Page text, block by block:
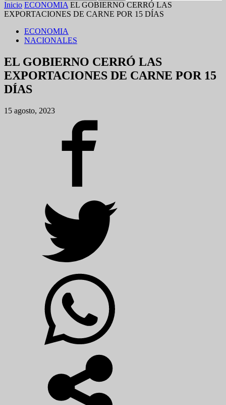
Inicio ECONOMIA EL GOBIERNO CERRÓ LAS
EXPORTACIONES DE CARNE POR 15 DÍAS
ECONOMIA
NACIONALES
EL GOBIERNO CERRÓ LAS
EXPORTACIONES DE CARNE POR 15
DÍAS
15 agosto, 2023